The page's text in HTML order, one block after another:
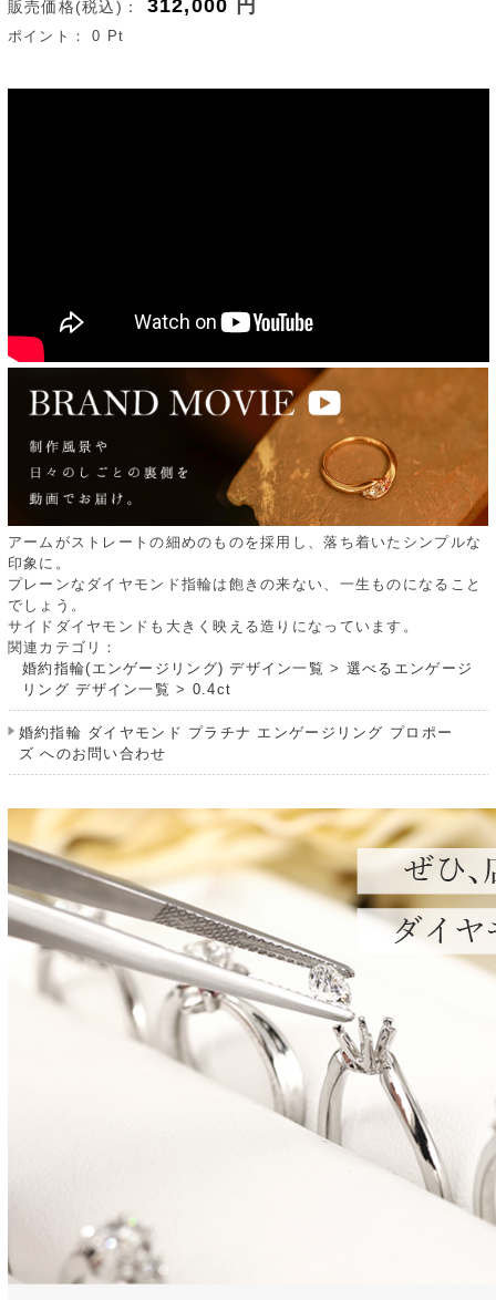
販売価格(税込)： 312,000 円
ポイント：0 Pt
アームがストレートの細めのものを採用し、落ち着いたシンプルな
印象に。
プレーンなダイヤモンド指輪は飽きの来ない、一生ものになること
でしょう。
サイドダイヤモンドも大きく映える造りになっています。
関連カテゴリ：
婚約指輪(エンゲージリング) デザイン一覧 > 選べるエンゲージ
リング デザイン一覧 > 0.4ct
婚約指輪 ダイヤモンド プラチナ エンゲージリング プロポー
ズ へのお問い合わせ